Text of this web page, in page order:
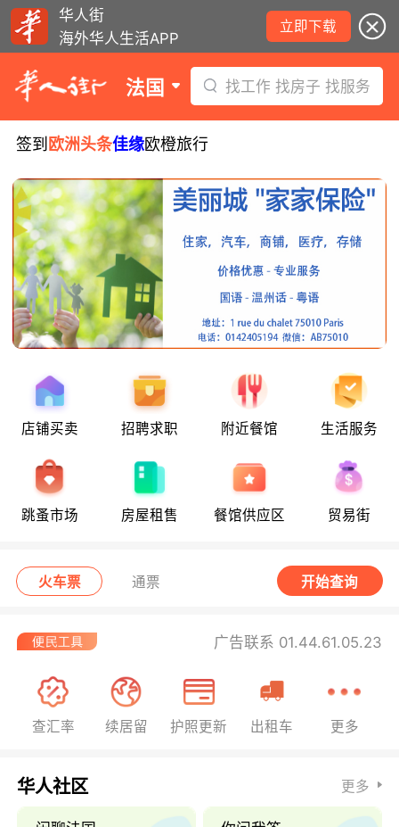
华人街
海外华人生活APP
立即下载
法国 找工作 找房子 找服务
签到 欧洲头条佳缘欧橙旅行
店铺买卖 招聘求职 附近餐馆 生活服务
跳蚤市场 房屋租售 餐馆供应区 贸易街
火车票 通票 开始查询
广告联系 01.44.61.05.23
查汇率 续居留 护照更新 出租车 更多
华人社区 更多